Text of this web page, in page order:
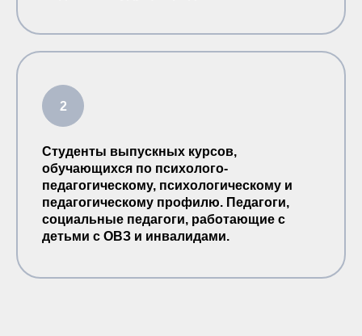
Студенты выпускных курсов,
обучающихся по психолого-
педагогическому, психологическому и
педагогическому профилю. Педагоги,
социальные педагоги, работающие с
детьми с ОВЗ и инвалидами.